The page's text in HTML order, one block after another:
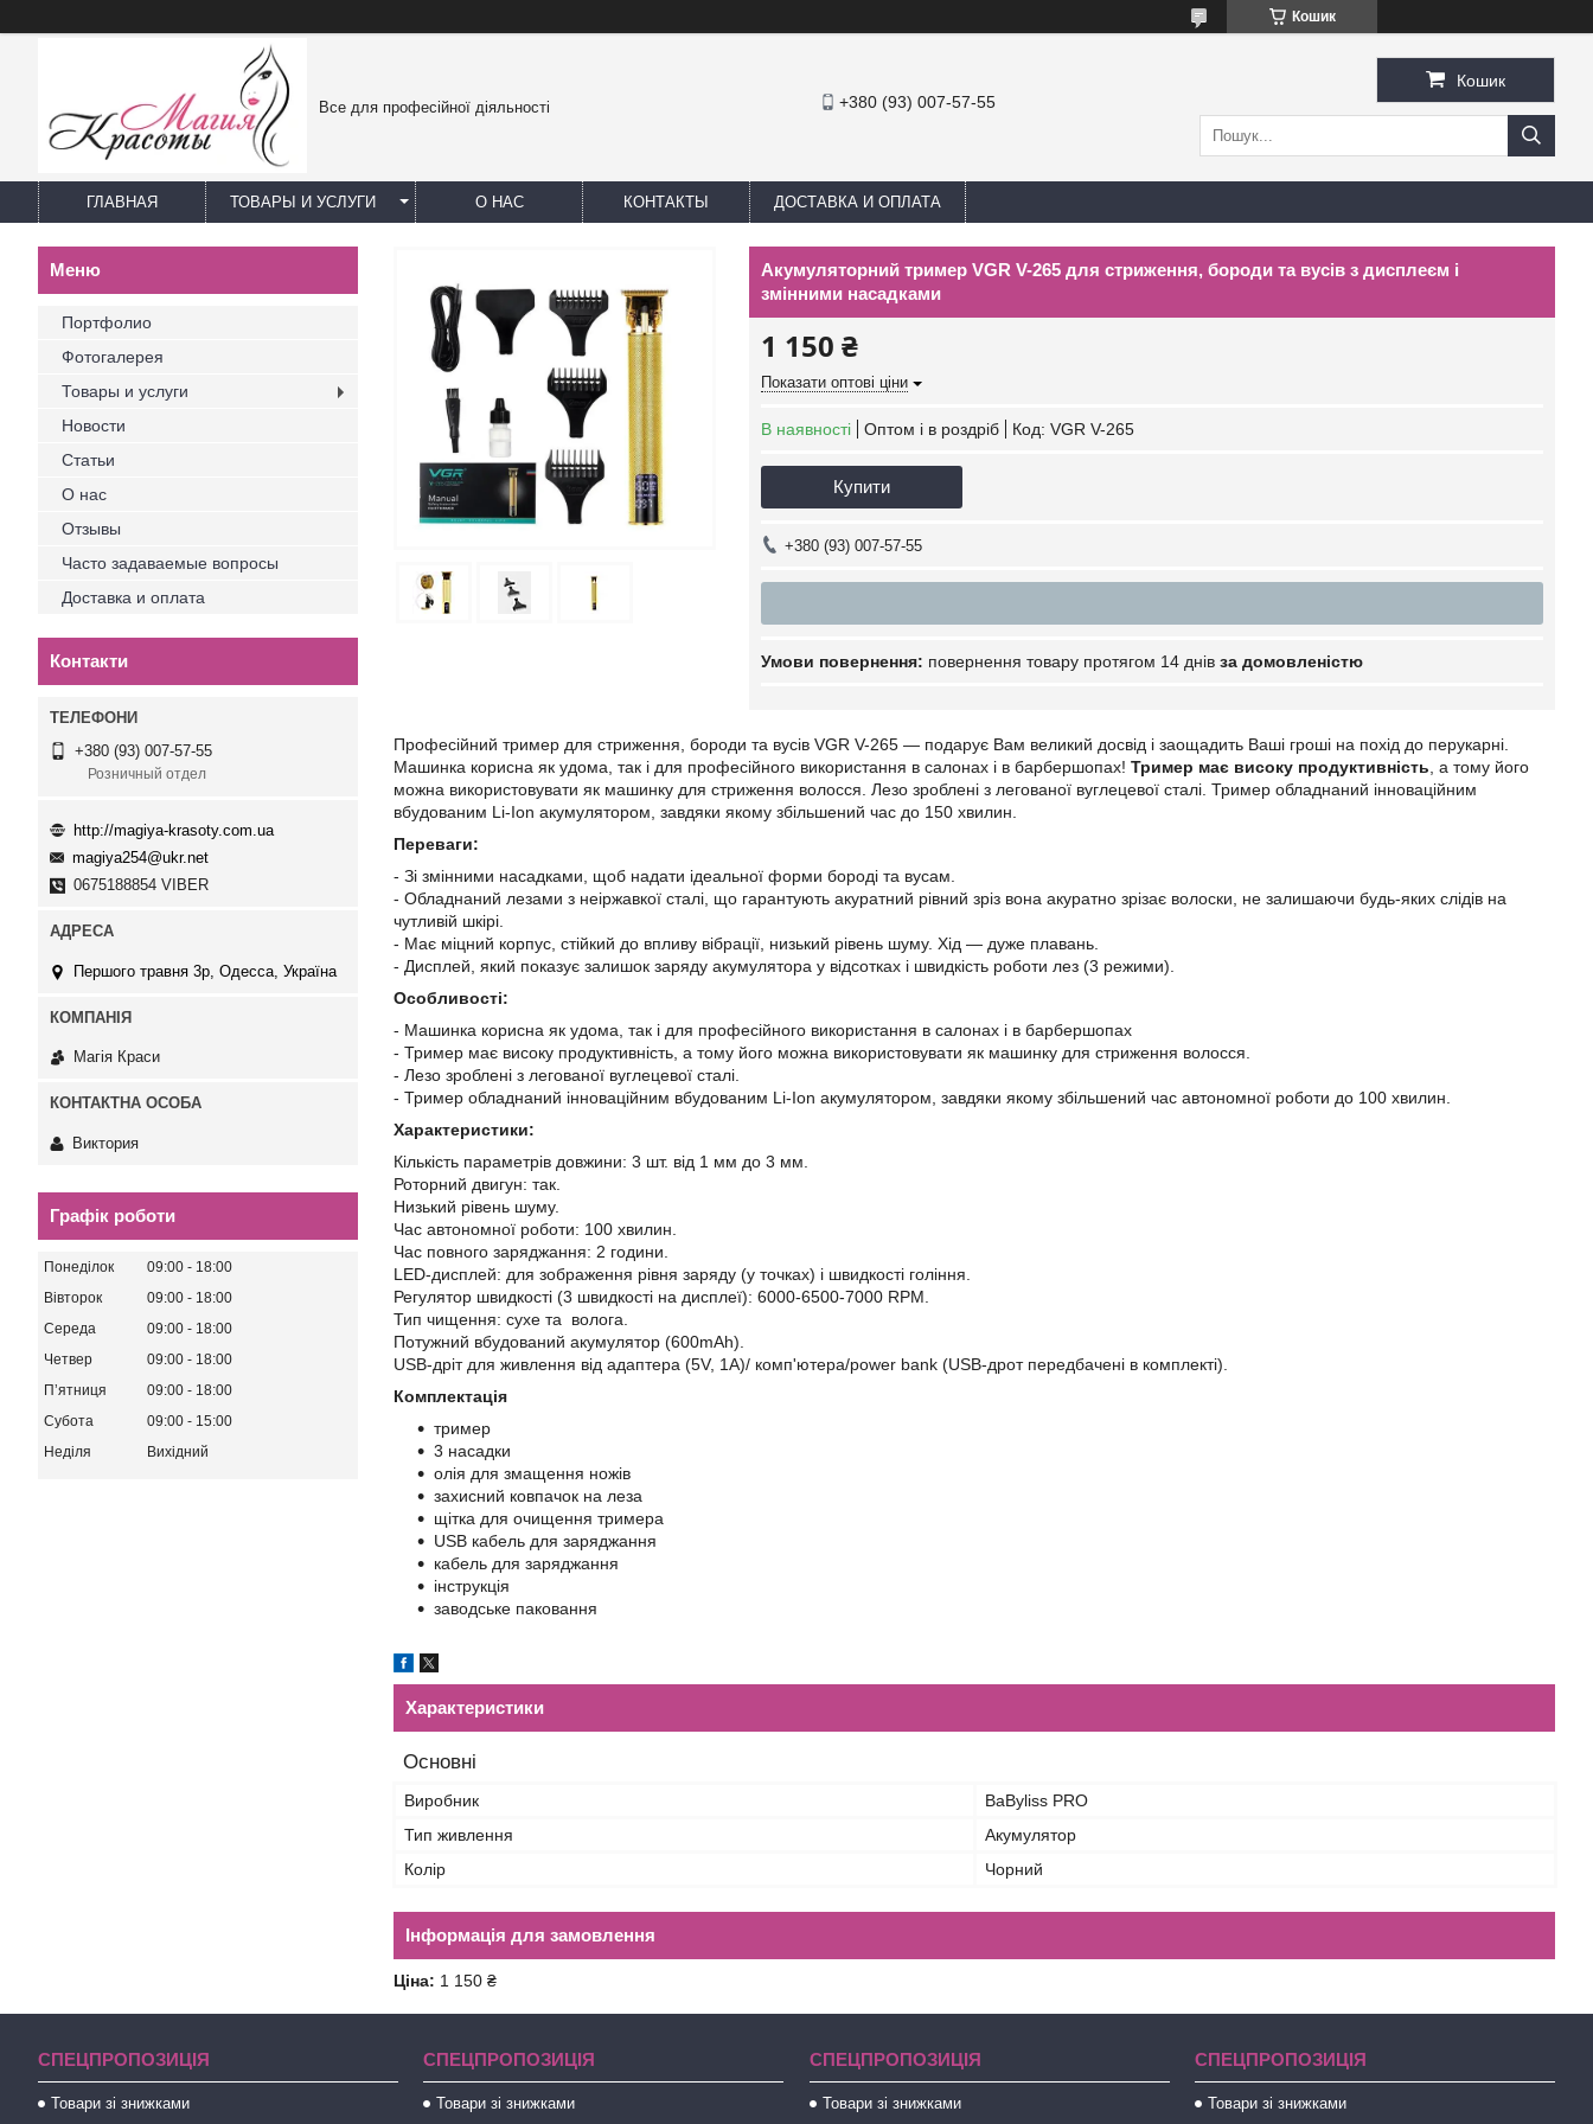
Кошик
Все для професійної діяльності +380 (93) 007-57-55
Кошик
ГЛАВНАЯ ТОВАРЫ И УСЛУГИ О НАС КОНТАКТЫ ДОСТАВКА И ОПЛАТА
Акумуляторний тример VGR V-265 для стриження, бороди та вусів з дисплеєм і
змінними насадками
1 150 ₴
Показати оптові ціни
В наявності Оптом і в роздріб Код: VGR V-265
Купити
+380 (93) 007-57-55
повернення товару протягом 14 днів за домовленістю
Професійний тример для стриження, бороди та вусів VGR V-265 — подарує Вам великий досвід і заощадить Ваші гроші на похід до перукарні.
Машинка корисна як удома, так і для професійного використання в салонах і в барбершопах! Тример має високу продуктивність , а тому його
можна використовувати як машинку для стриження волосся. Лезо зроблені з легованої вуглецевої сталі. Тример обладнаний інноваційним
вбудованим Li-Ion акумулятором, завдяки якому збільшений час до 150 хвилин.
Переваги:
- Зі змінними насадками, щоб надати ідеальної форми бороді та вусам.
- Обладнаний лезами з неіржавкої сталі, що гарантують акуратний рівний зріз вона акуратно зрізає волоски, не залишаючи будь-яких слідів на
чутливій шкірі.
- Має міцний корпус, стійкий до впливу вібрації, низький рівень шуму. Хід — дуже плавань.
- Дисплей, який показує залишок заряду акумулятора у відсотках і швидкість роботи лез (3 режими).
Особливості:
- Машинка корисна як удома, так і для професійного використання в салонах і в барбершопах
- Тример має високу продуктивність, а тому його можна використовувати як машинку для стриження волосся.
- Лезо зроблені з легованої вуглецевої сталі.
- Тример обладнаний інноваційним вбудованим Li-Ion акумулятором, завдяки якому збільшений час автономної роботи до 100 хвилин.
Характеристики:
Кількість параметрів довжини: 3 шт. від 1 мм до 3 мм.
Роторний двигун: так.
Низький рівень шуму.
Час автономної роботи: 100 хвилин.
Час повного заряджання: 2 години.
LED-дисплей: для зображення рівня заряду (у точках) і швидкості гоління.
Регулятор швидкості (3 швидкості на дисплеї): 6000-6500-7000 RPM.
Тип чищення: сухе та волога.
Потужний вбудований акумулятор (600mAh).
USB-дріт для живлення від адаптера (5V, 1A)/ комп'ютера/power bank (USB-дрот передбачені в комплекті).
Комплектація
тример
3 насадки
олія для змащення ножів
захисний ковпачок на леза
щітка для очищення тримера
USB кабель для заряджання
кабель для заряджання
інструкція
заводське паковання
Характеристики
Основні
Виробник
BaByliss PRO
Тип живлення
Акумулятор
Колір
Чорний
Інформація для замовлення
Ціна: 1 150 ₴
Портфолио
Фотогалерея
Товары и услуги
Новости
Статьи
О нас
Отзывы
Часто задаваемые вопросы
Доставка и оплата
Контакти
+380 (93) 007-57-55
Розничный отдел
http://magiya-krasoty.com.ua
magiya254@ukr.net
0675188854 VIBER
Першого травня 3р, Одесса, Україна
Магія Краси
Виктория
Графік роботи
Понеділок 09:00
18:00
Вівторок
09:00
18:00
Середа
09:00
18:00
Четвер
09:00
18:00
Пʼятниця
09:00
18:00
Субота
09:00
15:00
Неділя
Вихідний
СПЕЦПРОПОЗИЦІЯ
Товари зі знижками
СПЕЦПРОПОЗИЦІЯ
Товари зі знижками
СПЕЦПРОПОЗИЦІЯ
Товари зі знижками
СПЕЦПРОПОЗИЦІЯ
Товари зі знижками